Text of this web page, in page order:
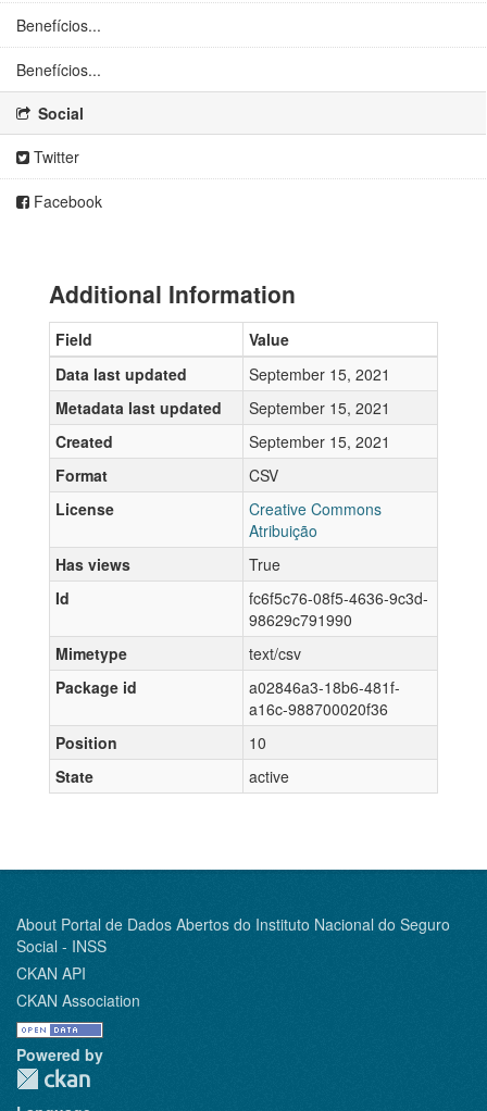
Benefícios...
Benefícios...
Social
Twitter
Facebook
Additional Information
Field
Value
Data last updated
September 15, 2021
Metadata last updated
September 15, 2021
Created
September 15, 2021
Format
CSV
License
Creative Commons
Atribuição
Has views
True
Id
fc6f5c76-08f5-4636-9c3d-
98629c791990
Mimetype
text/csv
Package id
a02846a3-18b6-481f-
a16c-988700020f36
Position
10
State
active
About Portal de Dados Abertos do Instituto Nacional do Seguro
Social - INSS
CKAN API
CKAN Association
Powered by